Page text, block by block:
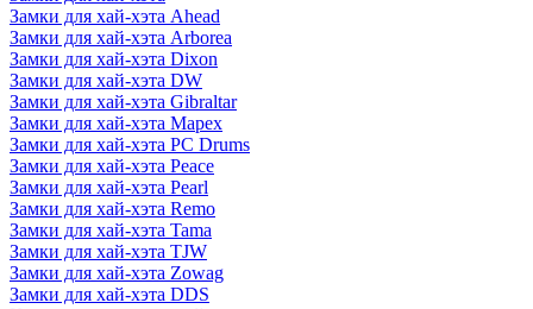
Замки для хай-хэта Ahead
Замки для хай-хэта Arborea
Замки для хай-хэта Dixon
Замки для хай-хэта DW
Замки для хай-хэта Gibraltar
Замки для хай-хэта Mapex
Замки для хай-хэта PC Drums
Замки для хай-хэта Peace
Замки для хай-хэта Pearl
Замки для хай-хэта Remo
Замки для хай-хэта Tama
Замки для хай-хэта TJW
Замки для хай-хэта Zowag
Замки для хай-хэта DDS